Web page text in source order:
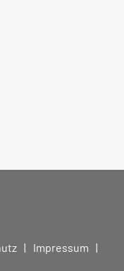
Impressum